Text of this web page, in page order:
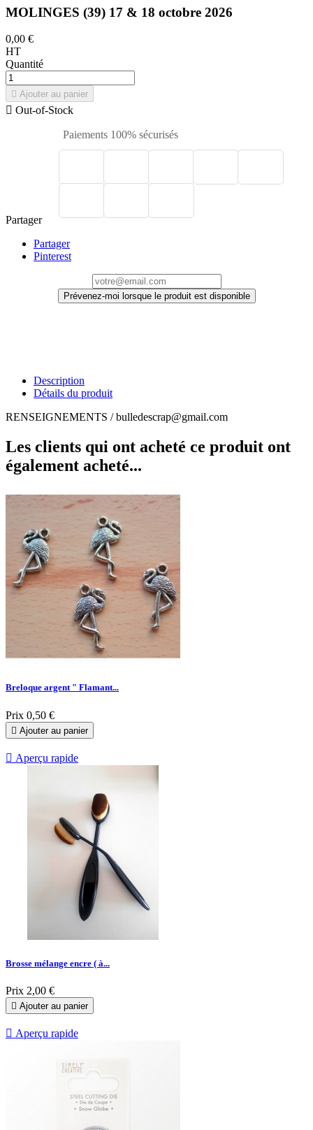
MOLINGES (39) 17 & 18 octobre 2026
0,00 €
HT
Quantité
 Ajouter au panier
 Out-of-Stock
Paiements 100% sécurisés
Partager
Partager
Pinterest
Prévenez-moi lorsque le produit est disponible
Description
Détails du produit
RENSEIGNEMENTS / bulledescrap@gmail.com
Les clients qui ont acheté ce produit ont
également acheté...
Breloque argent " Flamant...
Prix 0,50 €
 Ajouter au panier
 Aperçu rapide
Brosse mélange encre ( à...
Prix 2,00 €
 Ajouter au panier
 Aperçu rapide